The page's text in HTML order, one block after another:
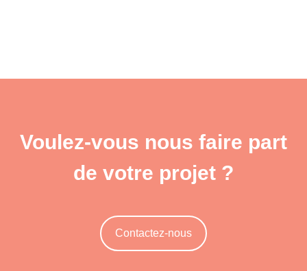
Voulez-vous nous faire part
de votre projet ?
Contactez-nous